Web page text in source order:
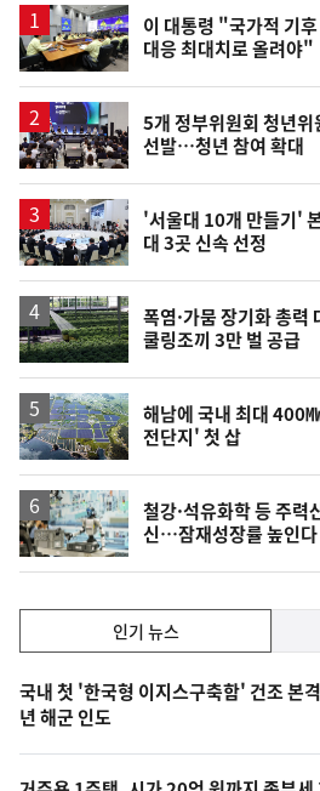
이 대통령 "국가적 기
대응 최대치로 올려야"
5개 정부위원회 청년
선발…청년 참여 확대
'서울대 10개 만들기'
대 3곳 신속 선정
폭염·가뭄 장기화 총력
쿨링조끼 3만 벌 공급
해남에 국내 최대 400
전단지' 첫 삽
철강·석유화학 등 주력
신…잠재성장률 높인다
기,
최
신,
오
인기 뉴스
인
기
뉴
스
국내 첫 '한국형 이지스구축함' 건조
년 해군 인도